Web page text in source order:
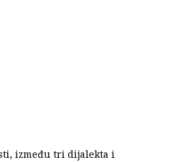
između tri dijalekta i